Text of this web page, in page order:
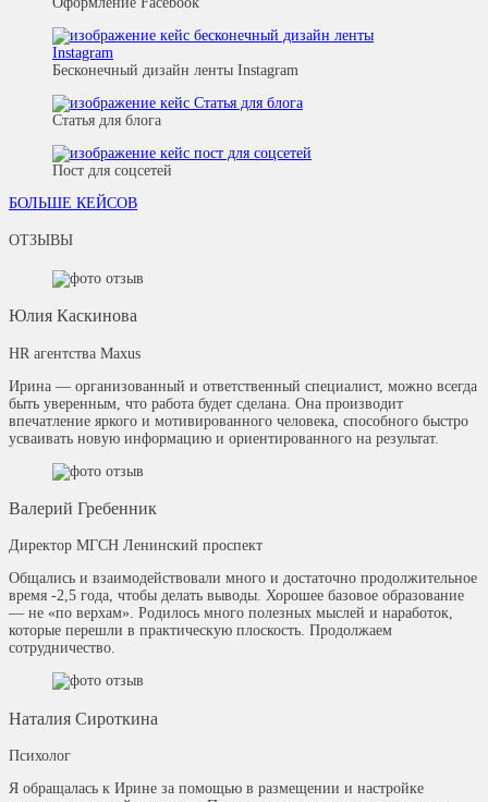
Бесконечный дизайн ленты Instagram
Статья для блога
Пост для соцсетей
БОЛЬШЕ КЕЙСОВ
ОТЗЫВЫ
Юлия Каскинова
HR агентства Maxus
Ирина — организованный и ответственный специалист, можно всегда
быть уверенным, что работа будет сделана. Она производит
впечатление яркого и мотивированного человека, способного быстро
усваивать новую информацию и ориентированного на результат.​
Валерий Гребенник
Директор МГСН Ленинский проспект
Общались и взаимодействовали много и достаточно продолжительное
время -2,5 года, чтобы делать выводы. Хорошее базовое образование
— не «по верхам». Родилось много полезных мыслей и наработок,
которые перешли в практическую плоскость. Продолжаем
сотрудничество.
Наталия Сироткина
Психолог
Я обращалась к Ирине за помощью в размещении и настройке